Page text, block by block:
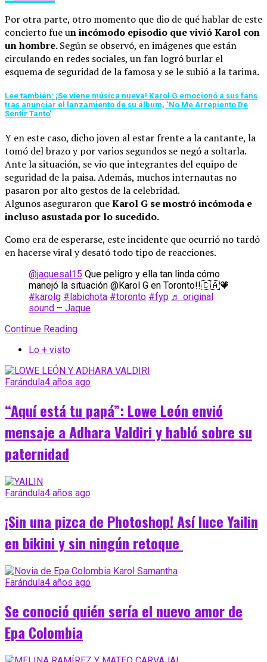
Por otra parte, otro momento que dio de qué hablar de este
concierto fue un incómodo episodio que vivió Karol con
un hombre.Según se observó, en imágenes que están
circulando en redes sociales, un fan logró burlar el
esquema de seguridad de la famosa y se le subió a la tarima.
Lee también: ¡Se viene música nueva! Karol G emocionó a sus fans
tras anunciar el lanzamiento de su álbum, ‘No Me Arrepiento De
Sentir Tanto’
Y en este caso, dicho joven al estar frente a la cantante, la
tomó del brazo y por varios segundos se negó a soltarla.
Ante la situación, se vio que integrantes del equipo de
seguridad de la paisa. Además, muchos internautas no
pasaron por alto gestos de la celebridad.
Algunos aseguraron queKarol G se mostró incómoda e
incluso asustada por lo sucedido.
Como era de esperarse, este incidente que ocurrió no tardó
en hacerse viral y desató todo tipo de reacciones.
@jaquesal15 Que peligro y ella tan linda cómo
manejó la situación @Karol G en Toronto!!🇨🇦🧡
#karolg #labichota #toronto #fyp ♬ original
sound – Jaque
Continue Reading
Lo + visto
Farándula4 años ago
“Aquí está tu papá”: Lowe León envió
mensaje a Adhara Valdiri y habló sobre su
paternidad
Farándula4 años ago
¡Sin una pizca de Photoshop! Así luce Yailin
en bikini y sin ningún retoque
Farándula4 años ago
Se conoció quién sería el nuevo amor de
Epa Colombia